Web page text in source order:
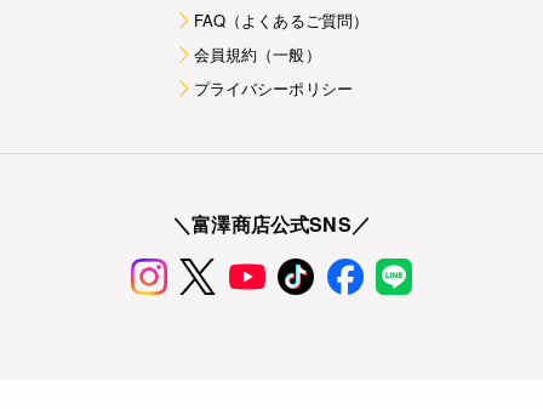
FAQ（よくあるご質問）
会員規約（一般）
プライバシーポリシー
＼富澤商店公式SNS／